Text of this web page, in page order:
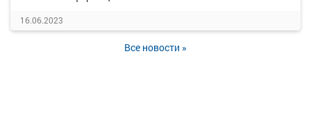
16.06.2023
Все новости »